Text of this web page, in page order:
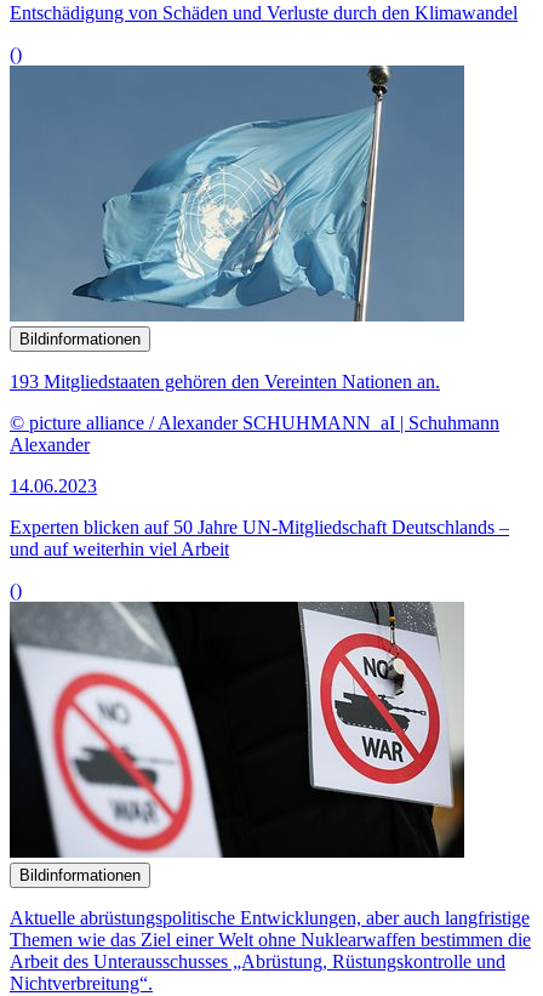
Entschädigung von Schäden und Verluste durch den Klimawandel
()
Bildinformationen
193 Mitgliedstaaten gehören den Vereinten Nationen an.
© picture alliance / Alexander SCHUHMANN_aI | Schuhmann
Alexander
14.06.2023
Experten blicken auf 50 Jahre UN-Mitgliedschaft Deutschlands –
und auf weiterhin viel Arbeit
()
Bildinformationen
Aktuelle abrüstungspolitische Entwicklungen, aber auch langfristige
Themen wie das Ziel einer Welt ohne Nuklearwaffen bestimmen die
Arbeit des Unterausschusses „Abrüstung, Rüstungskontrolle und
Nichtverbreitung“.